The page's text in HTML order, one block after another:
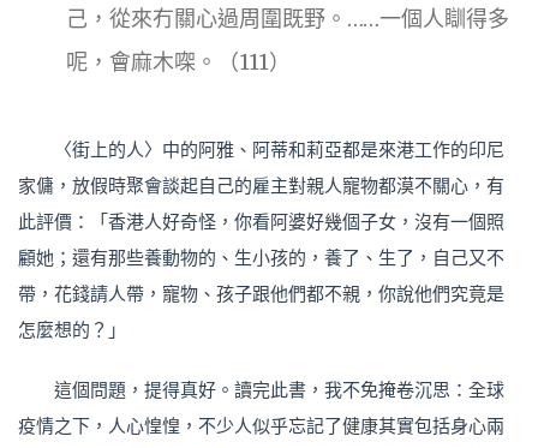
己，從來冇關心過周圍既野。……一個人瞓得多
呢，會麻木㗎。（111）
〈街上的人〉中的阿雅、阿蒂和莉亞都是來港工作的印尼
家傭，放假時聚會談起自己的雇主對親人寵物都漠不關心，有
此評價：「香港人好奇怪，你看阿婆好幾個子女，沒有一個照
顧她；還有那些養動物的、生小孩的，養了、生了，自己又不
帶，花錢請人帶，寵物、孩子跟他們都不親，你說他們究竟是
怎麼想的？」
這個問題，提得真好。讀完此書，我不免掩卷沉思：全球
疫情之下，人心惶惶，不少人似乎忘記了健康其實包括身心兩